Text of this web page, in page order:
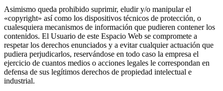
Asimismo queda prohibido suprimir, eludir y/o manipular el
«copyright» así como los dispositivos técnicos de protección, o
cualesquiera mecanismos de información que pudieren contener los
contenidos. El Usuario de este Espacio Web se compromete a
respetar los derechos enunciados y a evitar cualquier actuación que
pudiera perjudicarlos, reservándose en todo caso la empresa el
ejercicio de cuantos medios o acciones legales le correspondan en
defensa de sus legítimos derechos de propiedad intelectual e
industrial.